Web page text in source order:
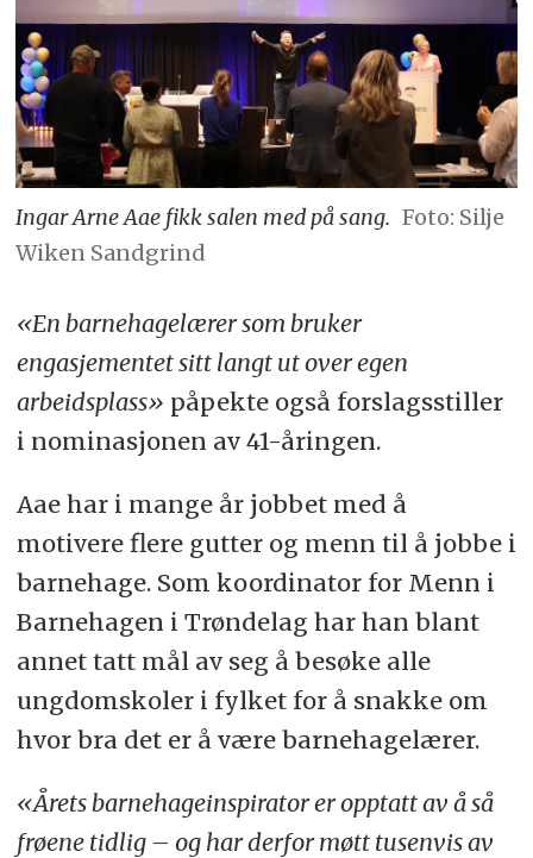
Ingar Arne Aae fikk salen med på sang. Foto: Silje
Wiken Sandgrind
«En barnehagelærer som bruker
engasjementet sitt langt ut over egen
arbeidsplass» påpekte også forslagsstiller
i nominasjonen av 41-åringen.
Aae har i mange år jobbet med å
motivere flere gutter og menn til å jobbe i
barnehage. Som koordinator for Menn i
Barnehagen i Trøndelag har han blant
annet tatt mål av seg å besøke alle
ungdomskoler i fylket for å snakke om
hvor bra det er å være barnehagelærer.
«Årets barnehageinspirator er opptatt av å så
frøene tidlig – og har derfor møtt tusenvis av